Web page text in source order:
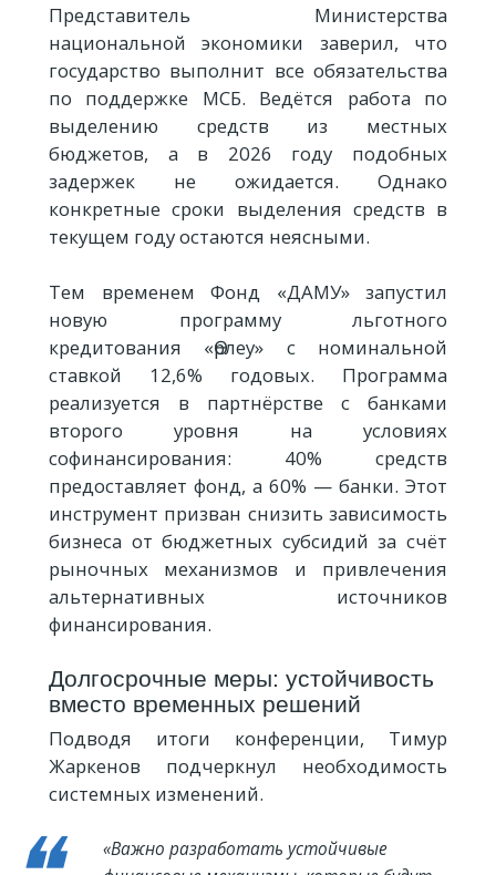
Представитель Министерства
национальной экономики заверил, что
государство выполнит все обязательства
по поддержке МСБ. Ведётся работа по
выделению средств из местных
бюджетов, а в 2026 году подобных
задержек не ожидается. Однако
конкретные сроки выделения средств в
текущем году остаются неясными.
Тем временем Фонд «ДАМУ» запустил
новую программу льготного
кредитования «Өрлеу» с номинальной
ставкой 12,6% годовых. Программа
реализуется в партнёрстве с банками
второго уровня на условиях
софинансирования: 40% средств
предоставляет фонд, а 60% — банки. Этот
инструмент призван снизить зависимость
бизнеса от бюджетных субсидий за счёт
рыночных механизмов и привлечения
альтернативных источников
финансирования.
Долгосрочные меры: устойчивость
вместо временных решений
Подводя итоги конференции, Тимур
Жаркенов подчеркнул необходимость
системных изменений.
«Важно разработать устойчивые